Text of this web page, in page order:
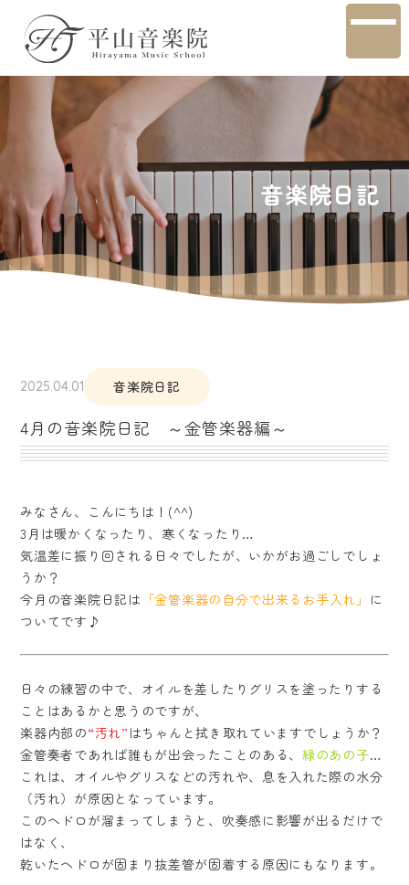
音楽院日記
2025.04.01 音楽院日記
4月の音楽院日記 ～金管楽器編～
みなさん、こんにちは！(^^)
3月は暖かくなったり、寒くなったり…
気温差に振り回される日々でしたが、いかがお過ごしでしょ
うか？
今月の音楽院日記は 「金管楽器の自分で出来るお手入れ」 に
ついてです♪
日々の練習の中で、オイルを差したりグリスを塗ったりする
ことはあるかと思うのですが、
楽器内部の“汚れ” はちゃんと拭き取れていますでしょうか？
金管奏者であれば誰もが出会ったことのある、緑のあの子…
これは、オイルやグリスなどの汚れや、息を入れた際の水分
（汚れ）が原因となっています。
このヘドロが溜まってしまうと、吹奏感に影響が出るだけで
はなく、
乾いたヘドロが固まり抜差管が固着する原因にもなります。